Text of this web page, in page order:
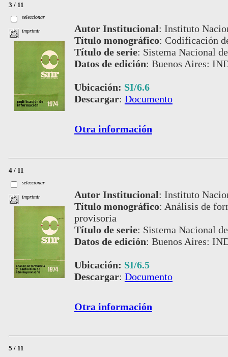
3 / 11
seleccionar
imprimir Autor Institucional: Instituto
Título monográfico: Codificación
Título de serie: Sistema Nacional
Datos de edición: Buenos Aires:
Ubicación: SI/6.6
Descargar: Documento
Otra información
4 / 11
seleccionar
imprimir Autor Institucional: Instituto
Título monográfico: Análisis de
provisoria
Título de serie: Sistema Nacional
Datos de edición: Buenos Aires:
Ubicación: SI/6.5
Descargar: Documento
Otra información
5 / 11